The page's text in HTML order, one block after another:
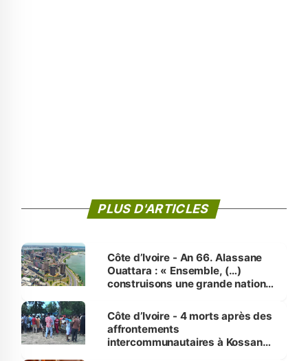
PLUS D'ARTICLES
Côte d’Ivoire - An 66. Alassane
Ouattara : « Ensemble, (…)
construisons une grande nation
générations futures »
Côte d’Ivoire - 4 morts après des
affrontements
intercommunautaires à Kossandji